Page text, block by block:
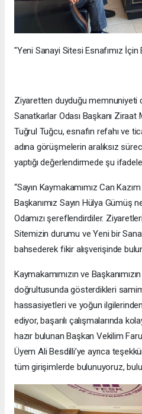
"Yeni Sanayi Sitesi Esnafımız
Ziyaretten duyduğu memnuniyeti
Sanatkarlar Odası Başkanı
Tuğrul Tuğcu, esnafın refahı ve
adına görüşmelerin aralıksız
yaptığı değerlendirmede şu
“Sayın Kaymakamımız Can
Başkanımız Sayın Hülya Gümüş
Odamızı şereflendirdiler.
Sitemizin durumu ve Yeni bir
bahsederek fikir alışverişinde
Kaymakamımızın ve
doğrultusunda gösterdikleri
hassasiyetleri ve yoğun
ediyor, başarılı çalışmalarında
hazır bulunan Başkan Vekilim
Üyem Ali Besdilli’ye ayrıca
tüm girişimlerde bulunuyoruz,